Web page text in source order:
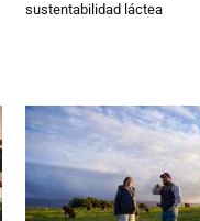
sustentabilidad láctea